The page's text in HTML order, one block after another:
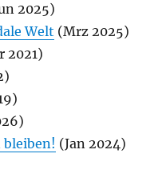
2025)
Welt (Mrz 2025)
2021)
bleiben! (Jan 2024)